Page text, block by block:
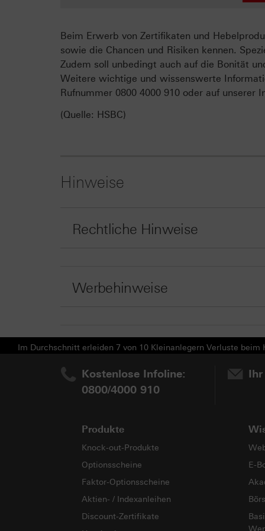
Beim Erwerb von Zertifikaten und
sowie die Chancen und Risiken kennen.
Zudem soll unbedingt auch auf die Bonität
Weitere wichtige und wissenswerte
Rufnummer 0800 4000 910 oder auf
(Quelle: HSBC)
Hinweise
Rechtliche Hinweise
Werbehinweise
Im Durchschnitt erleiden 7 von 10 Kleinanlegern Verluste
Kostenlose Infoline:
0800/4000 910
Produkte
Knock-out-Produkte
Optionsscheine
Faktor-Optionsscheine
Aktien- / Indexanleihen
Discount-Zertifikate
E-